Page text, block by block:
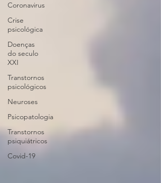
Coronavirus
Crise
psicológica
Doenças
do seculo
XXI
Transtornos
psicológicos
Neuroses
Psicopatologia
Transtornos
psiquiátricos
Covid-19